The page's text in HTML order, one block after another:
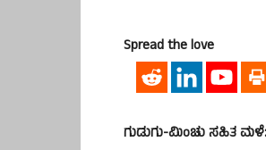
Spread the love
ಗುಡುಗು-ಮಿಂಚು ಸಹಿತ‌